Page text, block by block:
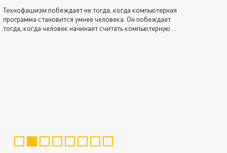
Технофашизм побеждает не тогда, когда компьютерная
программа становится умнее человека. Он побеждает
тогда, когда человек начинает считать компьютерную